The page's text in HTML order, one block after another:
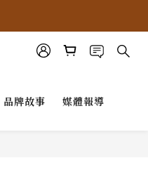
品牌故事 媒體報導